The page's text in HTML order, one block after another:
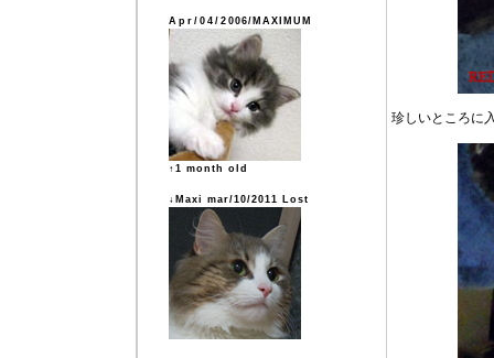
Apr/04/2006/MAXIMUM
↑1 month old
↓Maxi mar/10/2011 Lost
珍しいところに